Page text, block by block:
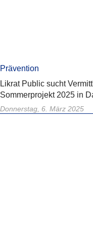
Prävention
Likrat Public sucht
Sommerprojekt 2025 in
Donnerstag, 6. März 2025